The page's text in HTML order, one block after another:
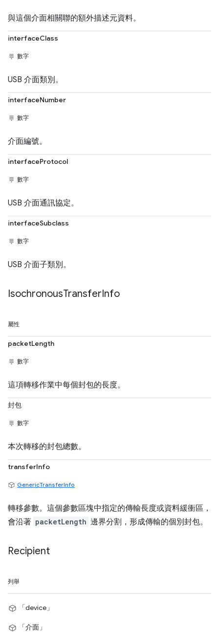
與這個介面相關聯的額外描述元資料。
interfaceClass
數字
USB 介面類別。
interfaceNumber
數字
介面編號。
interfaceProtocol
數字
USB 介面通訊協定。
interfaceSubclass
數字
USB 介面子類別。
IsochronousTransferInfo
屬性
packetLength
數字
這項轉移作業中每個封包的長度。
封包
數字
本次轉移的封包總數。
transferInfo
GenericTransferInfo
轉移參數。這個參數區塊中指定的傳輸長度或資料緩衝區，
會沿著 packetLength 邊界分割，形成傳輸的個別封包。
Recipient
列舉
「device」
「介面」